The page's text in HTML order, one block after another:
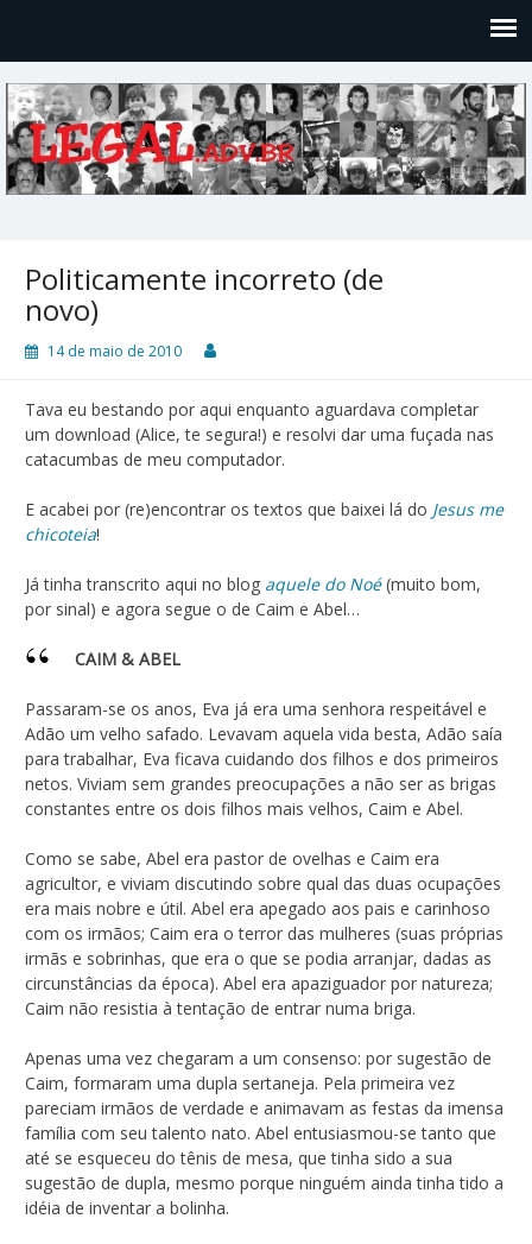
Politicamente incorreto (de
novo)
14 de maio de 2010
Tava eu bestando por aqui enquanto aguardava completar
um download (Alice, te segura!) e resolvi dar uma fuçada nas
catacumbas de meu computador.
E acabei por (re)encontrar os textos que baixei lá do Jesus me
chicoteia!
Já tinha transcrito aqui no blog aquele do Noé(muito bom,
por sinal) e agora segue o de Caim e Abel…
CAIM & ABEL
Passaram-se os anos, Eva já era uma senhora respeitável e
Adão um velho safado. Levavam aquela vida besta, Adão saía
para trabalhar, Eva ficava cuidando dos filhos e dos primeiros
netos. Viviam sem grandes preocupações a não ser as brigas
constantes entre os dois filhos mais velhos, Caim e Abel.
Como se sabe, Abel era pastor de ovelhas e Caim era
agricultor, e viviam discutindo sobre qual das duas ocupações
era mais nobre e útil. Abel era apegado aos pais e carinhoso
com os irmãos; Caim era o terror das mulheres (suas próprias
irmãs e sobrinhas, que era o que se podia arranjar, dadas as
circunstâncias da época). Abel era apaziguador por natureza;
Caim não resistia à tentação de entrar numa briga.
Apenas uma vez chegaram a um consenso: por sugestão de
Caim, formaram uma dupla sertaneja. Pela primeira vez
pareciam irmãos de verdade e animavam as festas da imensa
família com seu talento nato. Abel entusiasmou-se tanto que
até se esqueceu do tênis de mesa, que tinha sido a sua
sugestão de dupla, mesmo porque ninguém ainda tinha tido a
idéia de inventar a bolinha.